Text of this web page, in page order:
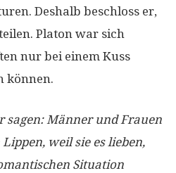
Deshalb beschloss er,
Platon war sich
nur bei einem Kuss
können.
sagen: Männer und Frauen
weil sie es lieben,
Situation